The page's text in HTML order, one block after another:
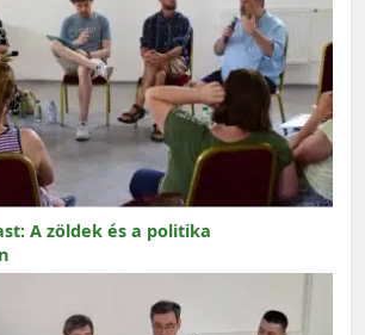
A zöldek és a politika